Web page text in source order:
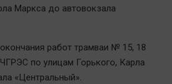
Маркса до автовокзала
работ трамваи № 15, 18
по улицам Горького, Карла
«Центральный».